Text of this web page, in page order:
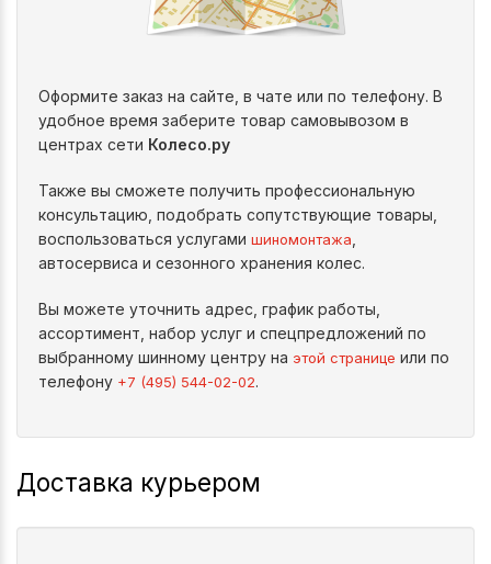
Оформите заказ на сайте, в чате или по телефону. В
удобное время заберите товар самовывозом в
центрах сети Колесо.ру
Также вы сможете получить профессиональную
консультацию, подобрать сопутствующие товары,
воспользоваться услугами шиномонтажа
автосервиса и сезонного хранения колес.
Вы можете уточнить адрес, график работы,
ассортимент, набор услуг и спецпредложений по
выбранному шинному центру на этой странице или по
телефону +7 (495) 544-02-02.
Доставка курьером